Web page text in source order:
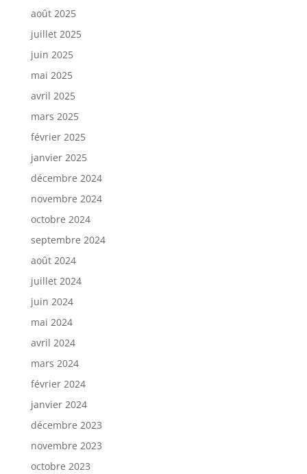
août 2025
juillet 2025
juin 2025
mai 2025
avril 2025
mars 2025
février 2025
janvier 2025
décembre 2024
novembre 2024
octobre 2024
septembre 2024
août 2024
juillet 2024
juin 2024
mai 2024
avril 2024
mars 2024
février 2024
janvier 2024
décembre 2023
novembre 2023
octobre 2023